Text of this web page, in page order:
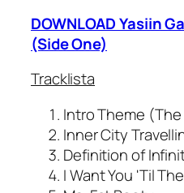
DOWNLOAD Yasiin
(Side One)
Tracklista
Intro Theme
Inner City
Definition of
I Want You 'Til